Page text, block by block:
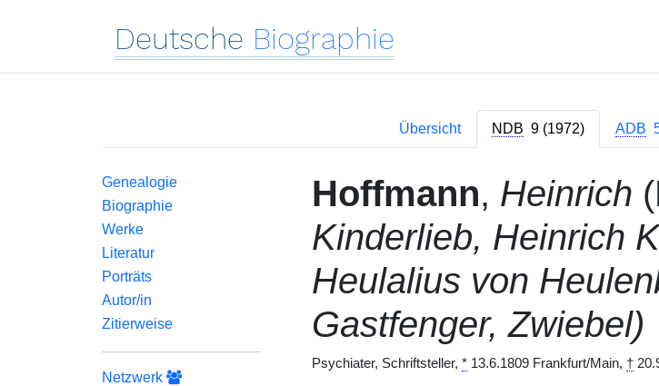
Deutsche Biographie
Übersicht NDB 9 (1972) ADB
Genealogie
Biographie
Werke
Literatur
Porträts
Autor/in
Zitierweise
Netzwerk
Hoffmann, Heinrich
Kinderlieb, Heinrich
Heulalius von
Gastfenger, Zwiebel)
Psychiater, Schriftsteller, *13.6.1809 Frankfurt/Main, †